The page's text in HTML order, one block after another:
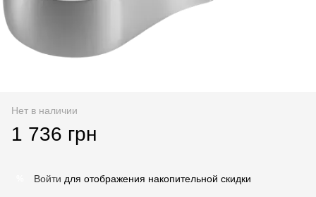
Нет в наличии
1 736 грн
Войти для отображения накопительной скидки